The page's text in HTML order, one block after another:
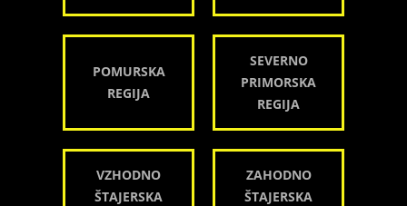
POMURSKA
REGIJA
SEVERNO
PRIMORSKA
REGIJA
VZHODNO
ŠTAJERSKA
ZAHODNO
ŠTAJERSKA